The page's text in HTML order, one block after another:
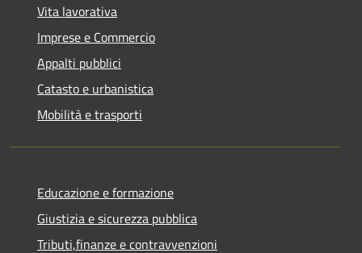
Vita lavorativa
Imprese e Commercio
Appalti pubblici
Catasto e urbanistica
Mobilità e trasporti
Educazione e formazione
Giustizia e sicurezza pubblica
Tributi,finanze e contravvenzioni